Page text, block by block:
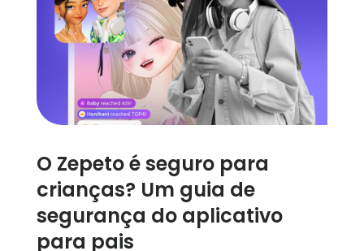
O Zepeto é seguro para
crianças? Um guia de
segurança do aplicativo
para pais